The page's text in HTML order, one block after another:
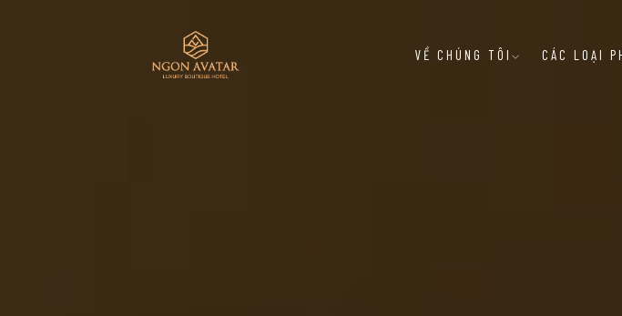
VỀ CHÚNG TÔI CÁC LOẠI